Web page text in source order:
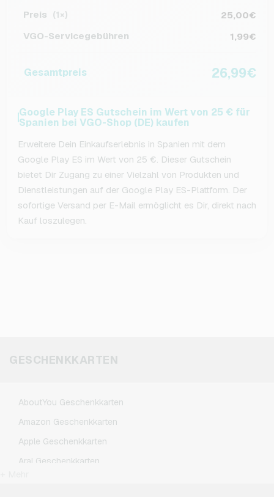
Preis (1×)
25,00€
VGO-Servicegebühren
1,99€
Gesamtpreis 26,99€
Google Play ES Gutschein im Wert von 25 € für
Spanien bei VGO-Shop (DE) kaufen
Erweitere Dein Einkaufserlebnis in Spanien mit dem
Google Play ES im Wert von 25 €. Dieser Gutschein
bietet Dir Zugang zu einer Vielzahl von Produkten und
Dienstleistungen auf der Google Play ES-Plattform. Der
sofortige Versand per E-Mail ermöglicht es Dir, direkt nach
Kauf loszulegen.
GESCHENKKARTEN
AboutYou Geschenkkarten
Amazon Geschenkkarten
Apple Geschenkkarten
Aral Geschenkkarten